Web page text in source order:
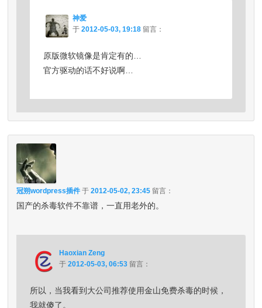
神爱
于 2012-05-03, 19:18 留言：
原版微软镜像是肯定有的…
官方驱动的话不好说啊…
冠朔wordpress插件 于2012-05-02, 23:45 留言：
国产的杀毒软件不靠谱，一直用老外的。
Haoxian Zeng
于2012-05-03, 06:53 留言：
所以，当我看到大公司推荐使用金山免费杀毒的时候，
我就傻了。